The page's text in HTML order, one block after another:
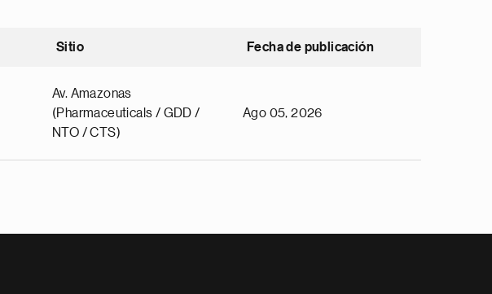
Sitio Fecha de publicación
Av. Amazonas
(Pharmaceuticals / GDD /
NTO / CTS)
Ago 05, 2026